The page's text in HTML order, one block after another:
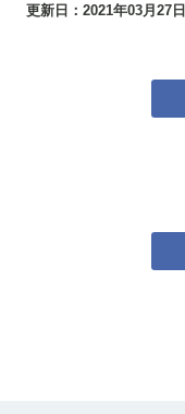
更新日： 2021年03月27日